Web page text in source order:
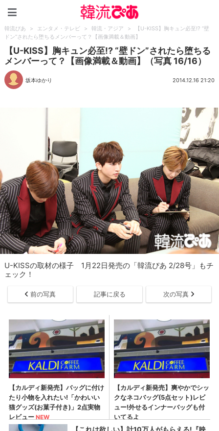
韓流ぴあ > エンタメ・テレビ > 韓流・アジア >
【U-KISS】胸キュン必至!? “壁
ドン”されたら堕ちるメンバーって？【画像満載＆動画】
【U-KISS】胸キュン必至!? “壁ドン”されたら堕ちる
メンバーって？【画像満載＆動画】（写真 16/16）
坂本ゆかり 2014.12.16 21:20
U-KISSの取材の様子 1月22日発売の「韓流ぴあ 2/28号」もチ
ェック！
前の写真 記事に戻る 次の写真